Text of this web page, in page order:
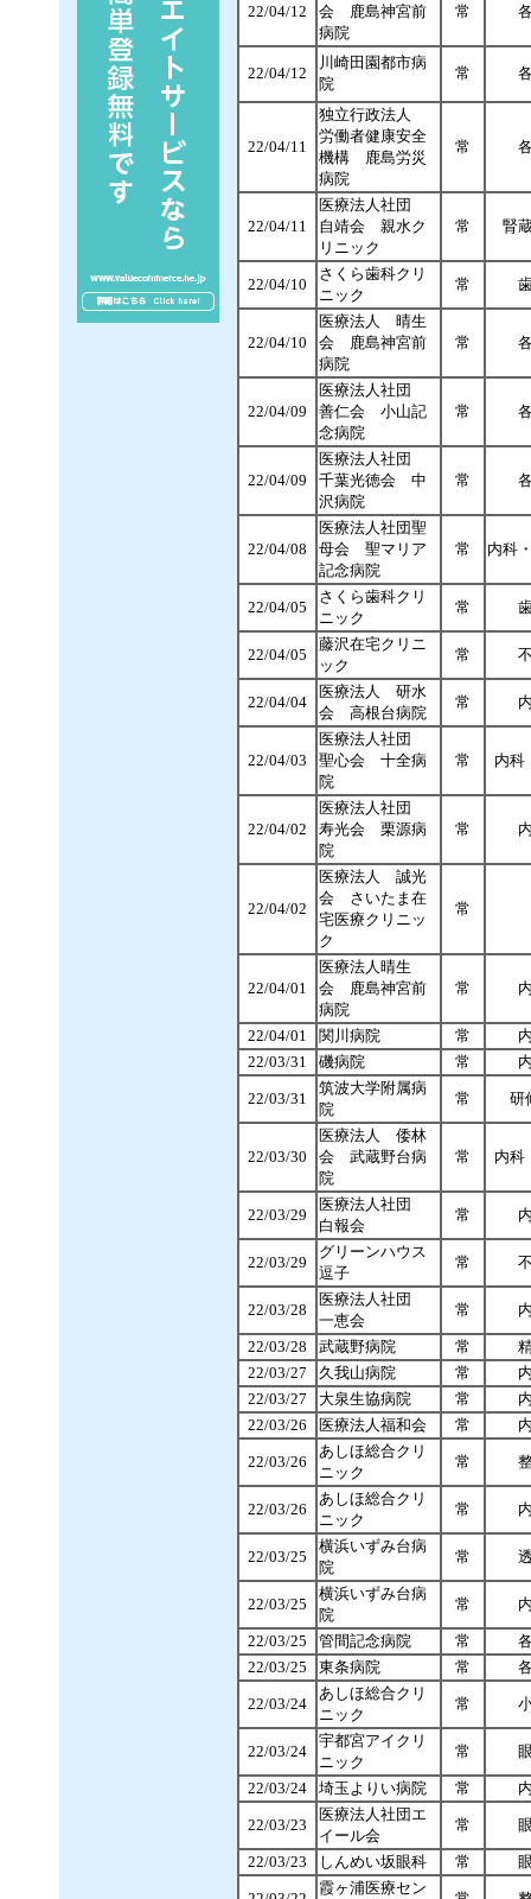
22/04/12
会 鹿島神宮前
病院
常
22/04/12
川崎田園都市病
院
常
22/04/11
独立行政法人
労働者健康安全
機構 鹿島労災
病院
常
22/04/11
医療法人社団
自靖会 親水ク
リニック
常 腎
22/04/10
さくら歯科クリ
ニック
常
22/04/10
医療法人 晴生
会 鹿島神宮前
病院
常
22/04/09
医療法人社団
善仁会 小山記
念病院
常
22/04/09
医療法人社団
千葉光徳会 中
沢病院
常
22/04/08
医療法人社団聖
母会 聖マリア
記念病院
常 内科
22/04/05
さくら歯科クリ
ニック
常
22/04/05
藤沢在宅クリニ
ック
常
22/04/04
医療法人 研水
会 高根台病院
常
22/04/03
医療法人社団
聖心会 十全病
院
常 内科
22/04/02
医療法人社団
寿光会 栗源病
院
常
22/04/02
医療法人 誠光
会 さいたま在
宅医療クリニッ
ク
常
22/04/01
医療法人晴生
会 鹿島神宮前
病院
常
22/04/01 関川病院 常
22/03/31
磯病院 常
22/03/31
筑波大学附属病
院
常 研
22/03/30
医療法人 倭林
会 武蔵野台病
院
常 内科
22/03/29
医療法人社団
白報会
常
22/03/29
グリーンハウス
逗子
常
22/03/28
医療法人社団
一恵会
常
22/03/28 武蔵野病院 常
22/03/27
久我山病院 常
22/03/27
大泉生協病院 常
22/03/26
医療法人福和会 常
22/03/26
あしほ総合クリ
ニック
常
22/03/26
あしほ総合クリ
ニック
常
22/03/25
横浜いずみ台病
院
常
22/03/25
横浜いずみ台病
院
常
22/03/25 管間記念病院 常
22/03/25
東条病院 常
22/03/24
あしほ総合クリ
ニック
常
22/03/24
宇都宮アイクリ
ニック
常
22/03/24 埼玉よりい病院 常
22/03/23
医療法人社団エ
イール会
常
22/03/23 しんめい坂眼科 常
霞ヶ浦医療セン